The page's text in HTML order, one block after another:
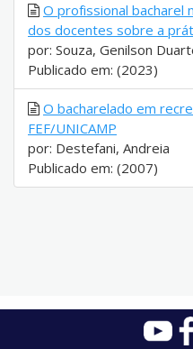
O profissional bacharel
dos docentes sobre a
por: Souza, Genilson
Publicado em: (2023)
O bacharelado em
FEF/UNICAMP
por: Destefani, Andreia
Publicado em: (2007)